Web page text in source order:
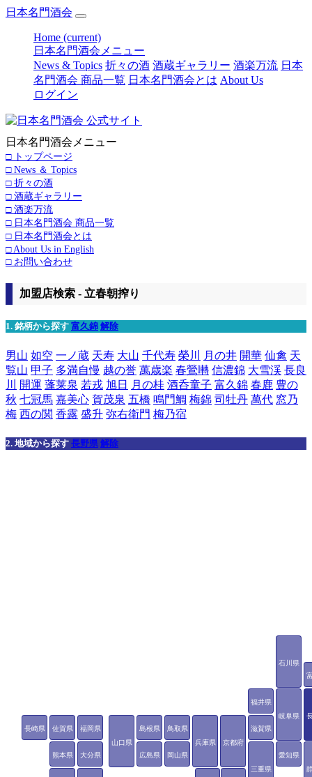
日本名門酒会
Home (current)
日本名門酒会メニュー
News & Topics 折々の酒 酒蔵ギャラリー 酒楽万流 日本
名門酒会 商品一覧 日本名門酒会とは About Us
ログイン
日本名門酒会メニュー
□ トップページ
□ News ＆ Topics
□ 折々の酒
□ 酒蔵ギャラリー
□ 酒楽万流
□ 日本名門酒会 商品一覧
□ 日本名門酒会とは
□ About Us in English
□ お問い合わせ
加盟店検索 - 立春朝搾り
1. 銘柄から探す 富久錦 解除
男山 如空 一ノ蔵 天寿 大山 千代寿 榮川 月の井 開華 仙禽 天
覧山 甲子 多満自慢 越の誉 萬歳楽 春鶯囀 信濃錦 大雪渓 長良
川
開運 蓬莱泉 若戎 旭日 月の桂 酒呑童子 富久錦 春鹿 豊の
秋 七冠馬 嘉美心 賀茂泉 五橋 鳴門鯛 梅錦 司牡丹 萬代 窓乃
梅 西の関 香露 盛升 弥右衛門 梅乃宿
2. 地域から探す 長野県 解除
石川県
福井県
岐阜県
愛知県
三重県
滋賀県
京都府
兵庫県
鳥取県
島根県
岡山県
広島県
山口県
福岡県
佐賀県
長崎県
熊本県 大分県